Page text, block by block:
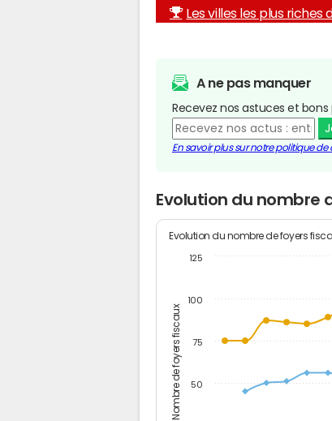
Les villes les plus riches
A ne pas manquer
Recevez nos astuces et
En savoir plus sur notre politique
Evolution du nombre
Nombre de foyers fiscaux
Evolution du nombre de foyers
50
75
100
125